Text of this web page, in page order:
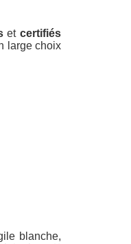
etcertifiés
large choix
blanche,